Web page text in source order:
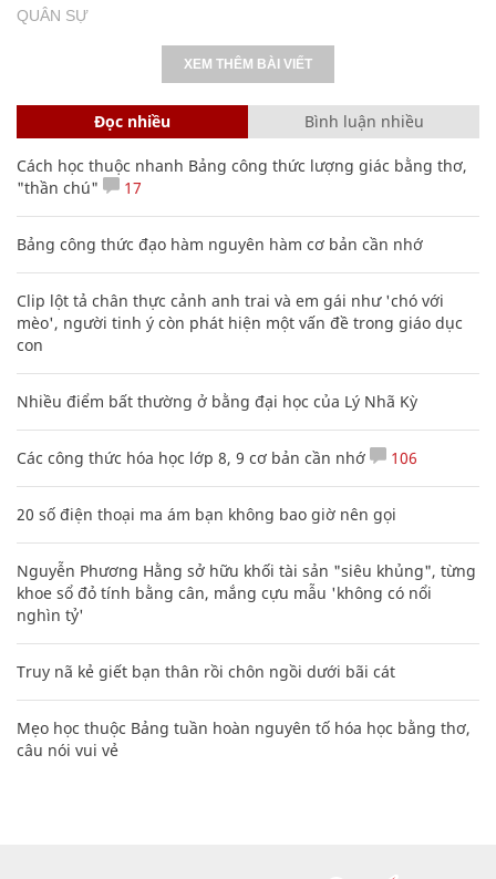
QUÂN SỰ
XEM THÊM BÀI VIẾT
Đọc nhiều Bình luận nhiều
Cách học thuộc nhanh Bảng công thức lượng giác bằng thơ,
"thần chú"
17
Bảng công thức đạo hàm nguyên hàm cơ bản cần nhớ
Clip lột tả chân thực cảnh anh trai và em gái như 'chó với
mèo', người tinh ý còn phát hiện một vấn đề trong giáo dục
con
Nhiều điểm bất thường ở bằng đại học của Lý Nhã Kỳ
Các công thức hóa học lớp 8, 9 cơ bản cần nhớ 106
20 số điện thoại ma ám bạn không bao giờ nên gọi
Nguyễn Phương Hằng sở hữu khối tài sản "siêu khủng", từng
khoe sổ đỏ tính bằng cân, mắng cựu mẫu 'không có nổi
nghìn tỷ'
Truy nã kẻ giết bạn thân rồi chôn ngồi dưới bãi cát
Mẹo học thuộc Bảng tuần hoàn nguyên tố hóa học bằng thơ,
câu nói vui vẻ